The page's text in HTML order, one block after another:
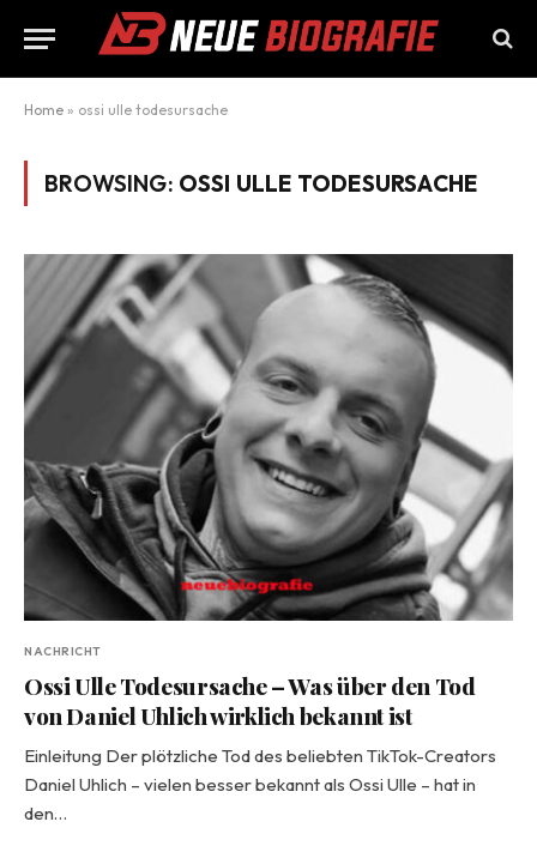
Home » ossi ulle todesursache
BROWSING: OSSI ULLE TODESURSACHE
NACHRICHT
Ossi Ulle Todesursache – Was über den Tod
von Daniel Uhlich wirklich bekannt ist
Einleitung Der plötzliche Tod des beliebten TikTok-Creators
Daniel Uhlich – vielen besser bekannt als Ossi Ulle – hat in
den…